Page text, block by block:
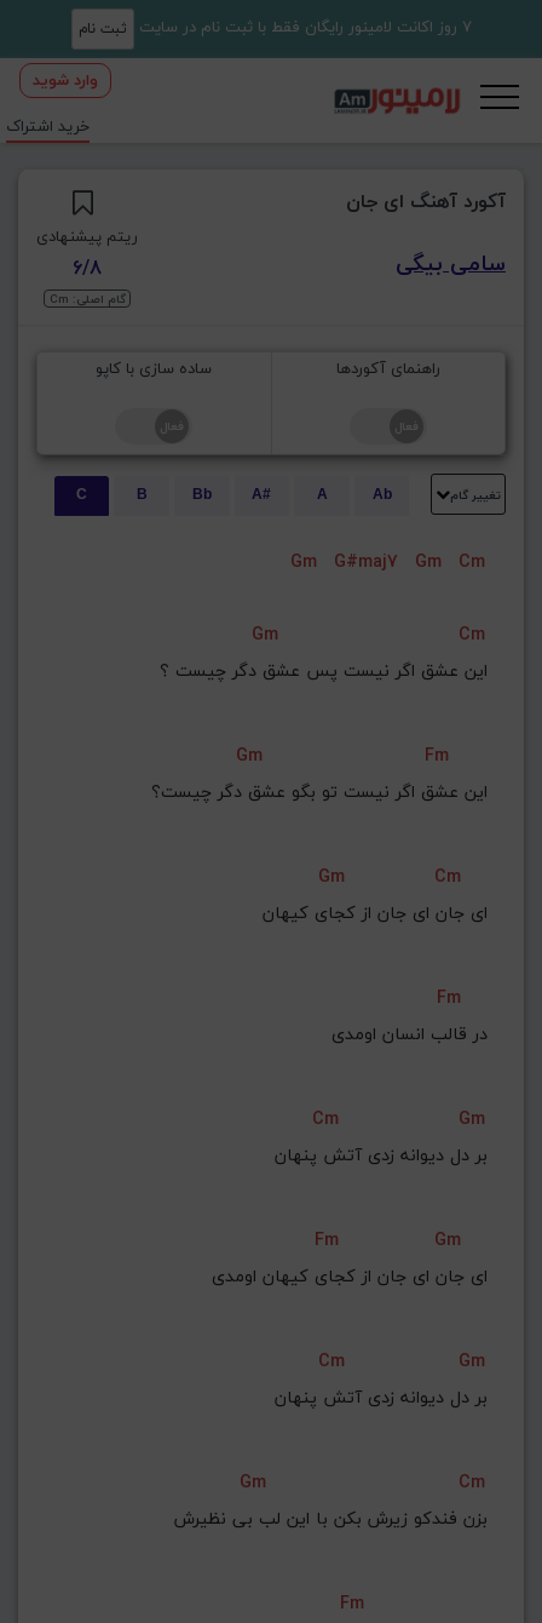
7 روز اکانت لامینور رایگان فقط با ثبت نام در سایت ثبت نام
وارد شوید
خرید اشتراک
آکورد آهنگ ای جان
سامی بیگی
ریتم پیشنهادی
6/8
گام اصلی: Cm
راهنمای آکوردها ساده سازی با کاپو
تغییر گام Ab
A
A#
Bb
B
C
Gm G#maj7 Gm Cm
Gm
Cm
این عشق اگر نیست پس عشق دگر چیست ؟
Gm
Fm
این عشق اگر نیست تو بگو عشق دگر چیست؟
Gm
Cm
ای جان ای جان از کجای کیهان
Fm
در قالب انسان اومدی
Cm
Gm
بر دل دیوانه زدی آتش پنهان
Fm
Gm
‌ای جان ای جان از کجای کیهان اومدی
Cm
Gm
بر دل دیوانه زدی آتش پنهان
Gm
Cm
بزن فندکو زیرش بکن با این لب بی نظیرش
Fm